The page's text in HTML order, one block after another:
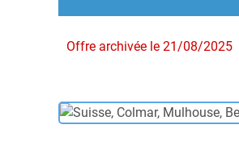
Offre archivée le 21/08/2025